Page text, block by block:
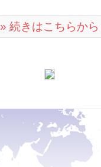
» 続きはこちらから